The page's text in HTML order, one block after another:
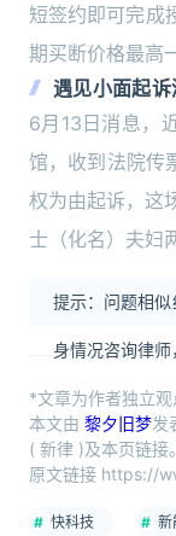
短签约即可完成
期买断价格最高
遇见小面起
反思维权行动
6月13日消息，
馆，收到法院传
权为由起诉，这
士（化名）夫妇
提示：问题相
身情况咨询律师
*文章为作者独立
本文由 黎夕旧梦发
( 新律 )及本页链接。
原文链接 https://
快科技 新